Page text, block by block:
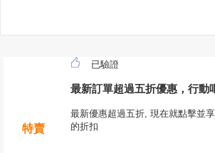
特賣
已驗證
最新訂單超過五折優惠，行動
最新優惠超過五折, 現在就點擊並
的折扣